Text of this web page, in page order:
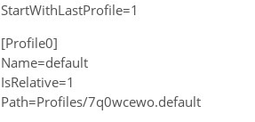
StartWithLastProfile=1
[Profile0]
Name=default
IsRelative=1
Path=Profiles/7q0wcewo.default